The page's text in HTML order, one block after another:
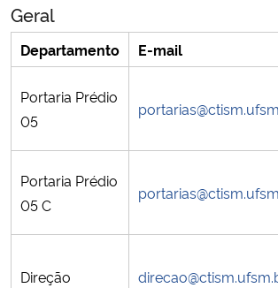
Ministério da Agricultura, Pecuária e Abastecimento
Ministério da Educação
Ministério da Saúde
Ministério de Minas e Energia
Ministério da Ciência, Tecnologia, Inovações e
Geral
Departamento E-mail
Portaria Prédio
05
Portaria Prédio
05 C
Direção